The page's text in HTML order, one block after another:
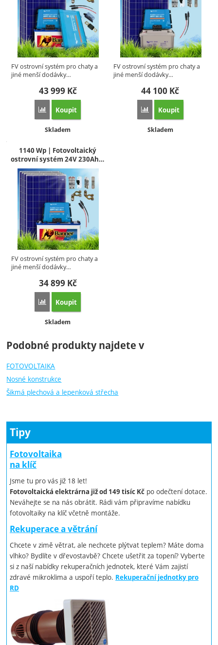
FV ostrovní systém pro chaty a
jiné menší dodávky…
43 999 Kč
Porovnat
Koupit
Dostupnost:
Skladem
FV ostrovní systém pro chaty a
jiné menší dodávky…
44 100 Kč
Porovnat
Koupit
Dostupnost:
Skladem
1140 Wp | Fotovoltaický
ostrovní systém 24V 230Ah…
FV ostrovní systém pro chaty a
jiné menší dodávky…
34 899 Kč
Porovnat
Koupit
Dostupnost:
Skladem
Podobné produkty najdete v
FOTOVOLTAIKA
Nosné konstrukce
Šikmá plechová a lepenková střecha
Tipy
Fotovoltaika
na klíč
Jsme tu pro vás již 18 let!
Fotovoltaická elektrárna již od 149 tisíc Kč po odečtení dotace.
Neváhejte se na nás obrátit. Rádi vám připravíme nabídku
fotovoltaiky na klíč včetně montáže.
Rekuperace a větrání
Chcete v zimě větrat, ale nechcete plýtvat teplem? Máte doma
vlhko? Bydlíte v dřevostavbě? Chcete ušetřit za topení? Vyberte
si z naší nabídky rekuperačních jednotek, které Vám zajistí
zdravé mikroklima a uspoří teplo. Rekuperační jednotky pro
RD